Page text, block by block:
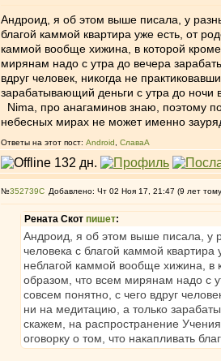
Андроид, я об этом выше писала, у
благой каммой квартира уже есть, от
каммой вообще хижина, в которой
мирянам надо с утра до вечера
вдруг человек, никогда не
зарабатывающий деньги с утра до ночи
Nima, про анагаминов знаю, поэтому
небесных мирах не может именно
Ответы на этот пост: Android СлаваА
№352739 Добавлено: Чт 02 Ноя 17, 21:47 (9 лет
Рената Скот пишет:
Андроид, я об этом выше писала, у
человека с благой каммой
неблагой каммой вообще хижина, в
образом, что всем мирянам надо с
совсем понятно, с чего вдруг
ни на медитацию, а только
скажем, на распространение
оговорку о том, что накапливать